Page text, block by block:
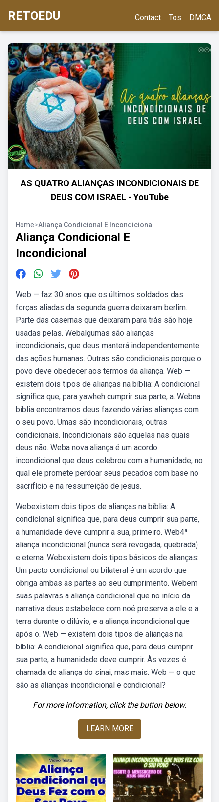
RETOEDU Contact Tos DMCA
AS QUATRO ALIANÇAS INCONDICIONAIS DE
DEUS COM ISRAEL - YouTube
Home>Aliança Condicional E Incondicional
Aliança Condicional E
Incondicional
Web — faz 30 anos que os últimos soldados das
forças aliadas da segunda guerra deixaram berlim.
Parte das casernas que deixaram para trás são hoje
usadas pelas. Webalgumas são alianças
incondicionais, que deus manterá independentemente
das ações humanas. Outras são condicionais porque o
povo deve obedecer aos termos da aliança. Web —
existem dois tipos de alianças na bíblia: A condicional
significa que, para yawheh cumprir sua parte, a. Webna
bíblia encontramos deus fazendo várias alianças com
o seu povo. Umas são incondicionais, outras
condicionais. Incondicionais são aquelas nas quais
deus não. Weba nova aliança é um acordo
incondicional que deus celebrou com a humanidade, no
qual ele promete perdoar seus pecados com base no
sacrifício e na ressurreição de jesus.
Webexistem dois tipos de alianças na bíblia: A
condicional significa que, para deus cumprir sua parte,
a humanidade deve cumprir a sua, primeiro. Web4ª
aliança incondicional (nunca será revogada, quebrada)
e eterna: Webexistem dois tipos básicos de alianças:
Um pacto condicional ou bilateral é um acordo que
obriga ambas as partes ao seu cumprimento. Webem
suas palavras a aliança condicional que no início da
narrativa deus estabelece com noé preserva a ele e a
terra durante o dilúvio, e a aliança incondicional que
após o. Web — existem dois tipos de alianças na
bíblia: A condicional significa que, para deus cumprir
sua parte, a humanidade deve cumprir. Às vezes é
chamada de aliança do sinai, mas mais. Web — o que
são as alianças incondicional e condicional?
For more information, click the button below.
LEARN MORE